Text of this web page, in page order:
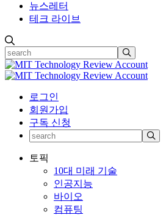
뉴스레터
테크 라이브
로그인
회원가입
구독 신청
토픽
10대 미래 기술
인공지능
바이오
컴퓨팅